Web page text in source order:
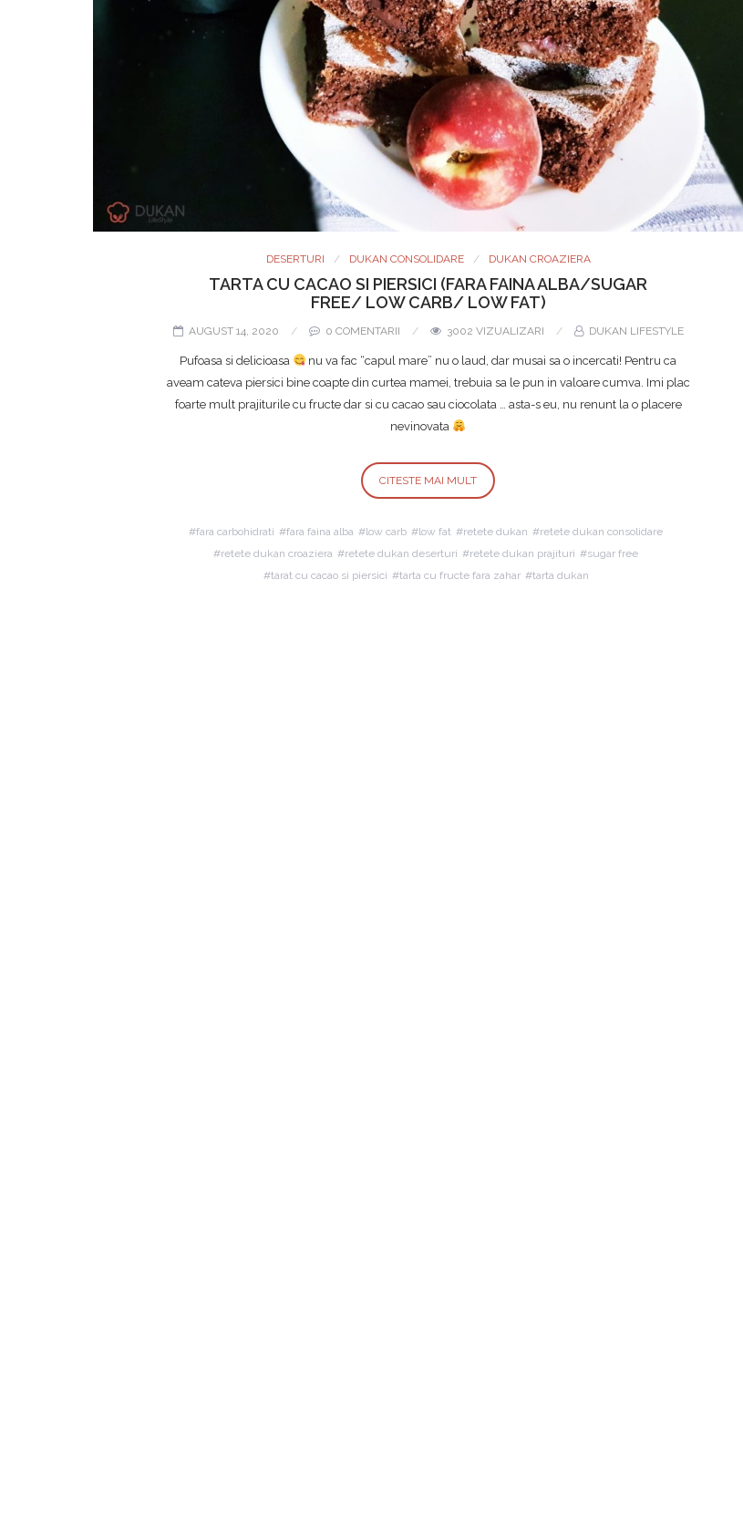
DESERTURI DUKAN CONSOLIDARE DUKAN CROAZIERA
TARTA CU CACAO SI PIERSICI (FARA FAINA ALBA/SUGAR
FREE/ LOW CARB/ LOW FAT)
AUGUST 14, 2020 0 COMENTARII 3002 VIZUALIZARI DUKAN LIFESTYLE
Pufoasa si delicioasa
nu va fac “capul mare” nu o laud, dar musai sa o incercati! Pentru ca
aveam cateva piersici bine coapte din curtea mamei, trebuia sa le pun in valoare cumva. Imi plac
foarte mult prajiturile cu fructe dar si cu cacao sau ciocolata … asta-s eu, nu renunt la o placere
nevinovata
CITESTE MAI MULT
fara carbohidrati fara faina alba low carb low fat retete dukan
retete dukan consolidare
retete dukan croaziera
retete dukan deserturi retete dukan prajituri
sugar free
tarat cu cacao si piersici
tarta cu fructe fara zahar tarta dukan